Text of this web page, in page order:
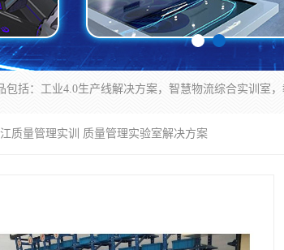
质量管理实训 质量管理实验室解决方案